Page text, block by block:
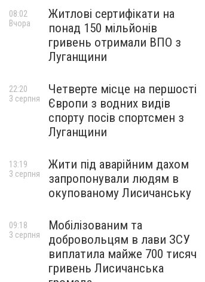
Житлові сертифікати на
понад 150 мільйонів
гривень отримали ВПО з
Луганщини
08:02
Вчора
Четверте місце на першості
Європи з водних видів
спорту посів спортсмен з
Луганщини
22:20
3 серпня
Жити під аварійним дахом
запропонували людям в
окупованому Лисичанську
13:19
3 серпня
Мобілізованим та
добровольцям в лави ЗСУ
виплатила майже 700 тисяч
гривень Лисичанська
09:18
3 серпня